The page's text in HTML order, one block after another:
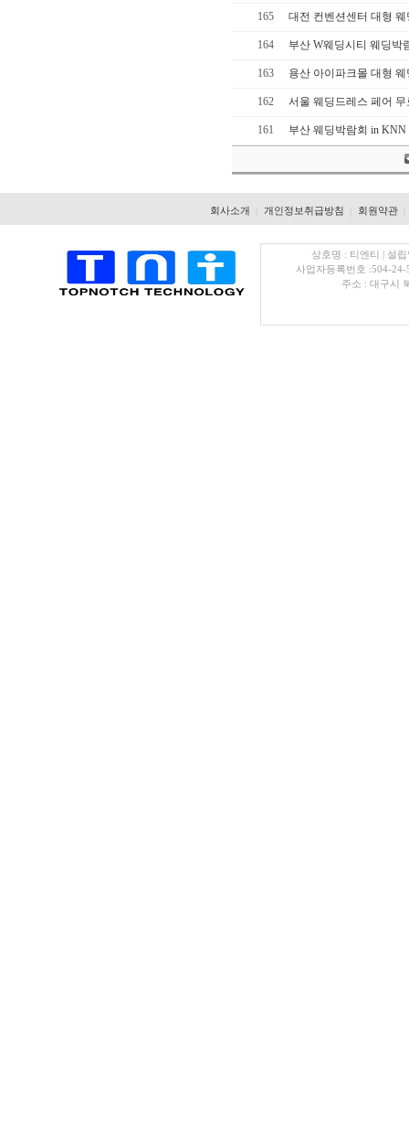
165 대전 컨벤션센터 대형
164 부산 W웨딩시티 웨딩박
163 용산 아이파크몰 대형
162 서울 웨딩드레스 페어
161 부산 웨딩박람회 in
회사소개 개인정보취급방침 회원약관
상호명 : 티엔티 | 설
사업자등록번호 :504-
주소 : 대구시